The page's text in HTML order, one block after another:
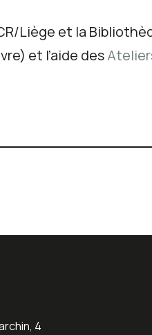
Liège et la
et l’aide des
4